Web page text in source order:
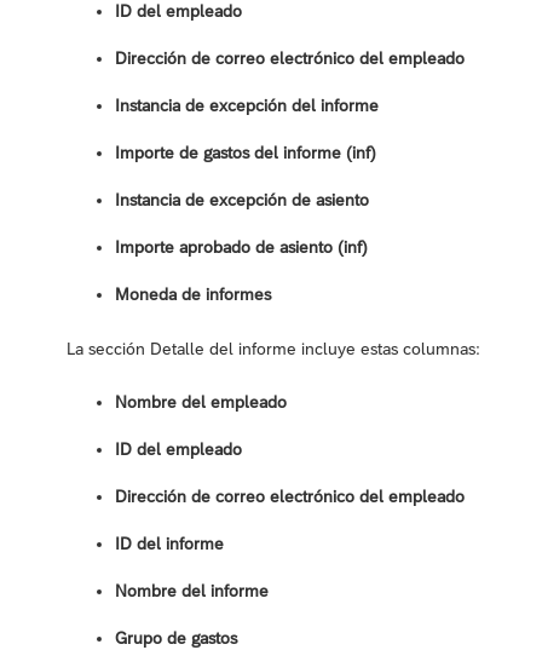
ID del empleado
Dirección de correo electrónico del empleado
Instancia de excepción del informe
Importe de gastos del informe (inf)
Instancia de excepción de asiento
Importe aprobado de asiento (inf)
Moneda de informes
La sección Detalle del informe incluye estas columnas:
Nombre del empleado
ID del empleado
Dirección de correo electrónico del empleado
ID del informe
Nombre del informe
Grupo de gastos